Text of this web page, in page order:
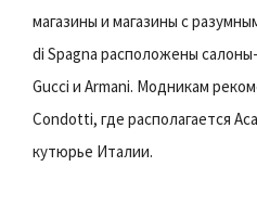
магазины и магазины с
di Spagna расположены
Gucci и Armani. Модникам
Condotti, где располагается
кутюрье Италии.